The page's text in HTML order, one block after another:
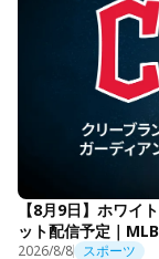
【8月9日】ホワイ
ット配信予定｜
2026/8/8 スポーツ